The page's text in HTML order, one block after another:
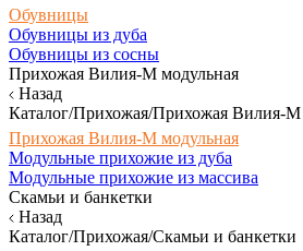
Обувницы
Обувницы из дуба
Обувницы из сосны
Прихожая Вилия-М модульная
Назад
Каталог/Прихожая/Прихожая Вилия-М
Прихожая Вилия-М модульная
Модульные прихожие из дуба
Модульные прихожие из массива
Скамьи и банкетки
Назад
Каталог/Прихожая/Скамьи и банкетки